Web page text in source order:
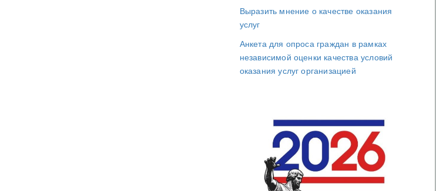
Выразить мнение о качестве оказания
услуг
Анкета для опроса граждан в рамках
независимой оценки качества условий
оказания услуг организацией